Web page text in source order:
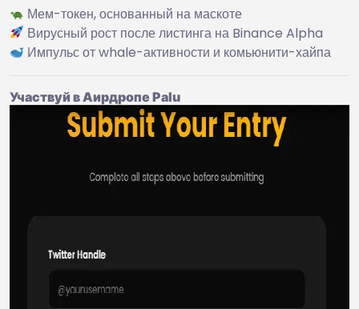
Мем-токен, основанный на маскоте
Вирусный рост после листинга на Binance Alpha
Импульс от whale-активности и комьюнити-хайпа
Участвуй в Аирдропе Palu